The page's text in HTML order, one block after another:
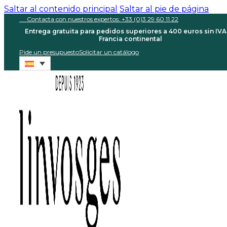
Saltar al contenido principal Saltar al pie de página
Contacta con nuestros expertos: +33 (0)3 29 60 11 22
Entrega gratuita para pedidos superiores a 400 euros sin IVA
Francia continental
Pide un presupuestoSolicitar un catálogo